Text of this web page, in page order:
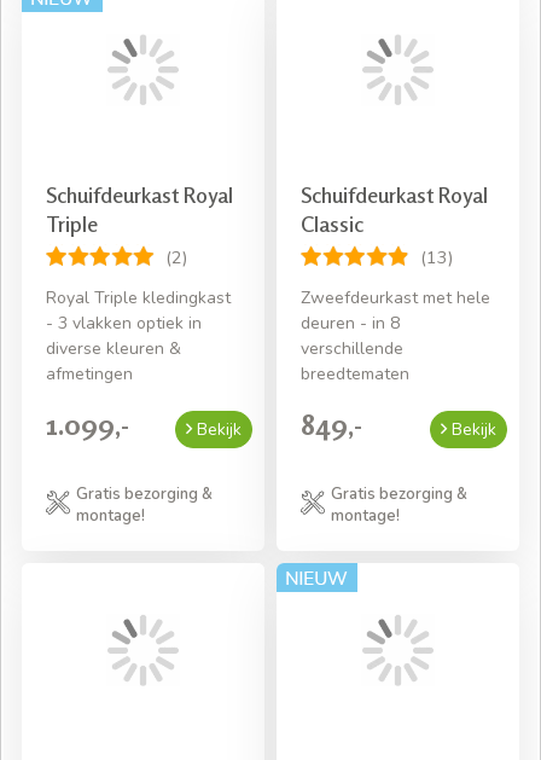
Schuifdeurkast Royal
Triple
(2)
Royal Triple kledingkast
- 3 vlakken optiek in
diverse kleuren &
afmetingen
1.099,- Bekijk
Gratis bezorging &
montage!
Schuifdeurkast Royal
Classic
(13)
Zweefdeurkast met hele
deuren - in 8
verschillende
breedtematen
849,- Bekijk
Gratis bezorging &
montage!